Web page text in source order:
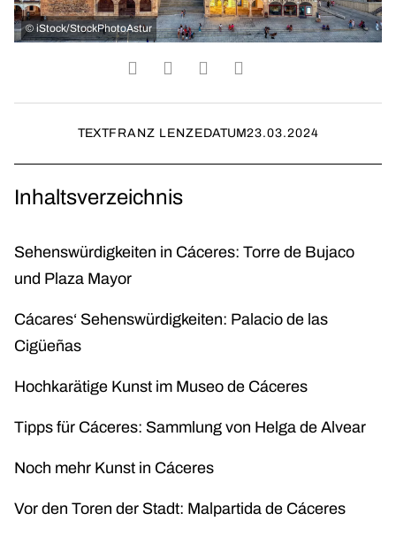
© iStock/StockPhotoAstur
TEXTFRANZ LENZEDATUM23.03.2024
Inhaltsverzeichnis
Sehenswürdigkeiten in Cáceres: Torre de Bujaco
und Plaza Mayor
Cácares‘ Sehenswürdigkeiten: Palacio de las
Cigüeñas
Hochkarätige Kunst im Museo de Cáceres
Tipps für Cáceres: Sammlung von Helga de Alvear
Noch mehr Kunst in Cáceres
Vor den Toren der Stadt: Malpartida de Cáceres